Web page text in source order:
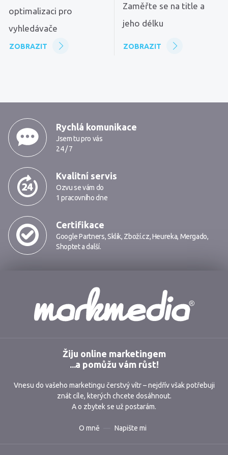
optimalizaci pro
vyhledávače
ZOBRAZIT
Zaměřte se na title a
jeho délku
ZOBRAZIT
MarkMedia
Rychlá komunikace
Jsem tu pro vás
24 / 7
Kvalitní servis
Ozvu se vám do
1 pracovního dne
Certifikace
Google Partners,Sklik, Zboží.cz,Heureka, Mergado,
Shopteta další.
Žiju online marketingem
...a pomůžu vám růst!
Vnesu do vašeho marketingu čerstvý vítr – nejdřív však potřebuji
znát cíle, kterých chcete dosáhnout.
A o zbytek se už postarám.
O mně Napište mi